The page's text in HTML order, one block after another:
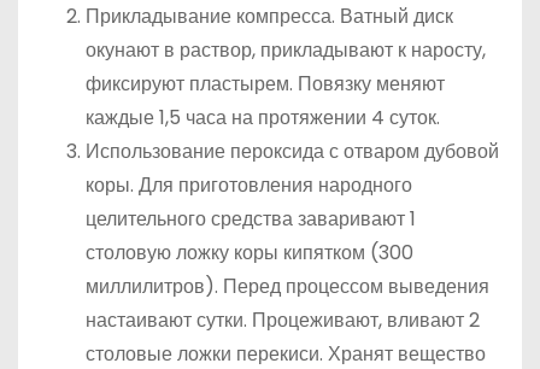
Прикладывание компресса. Ватный диск
окунают в раствор, прикладывают к наросту,
фиксируют пластырем. Повязку меняют
каждые 1,5 часа на протяжении 4 суток.
Использование пероксида с отваром дубовой
коры. Для приготовления народного
целительного средства заваривают 1
столовую ложку коры кипятком (300
миллилитров). Перед процессом выведения
настаивают сутки. Процеживают, вливают 2
столовые ложки перекиси. Хранят вещество